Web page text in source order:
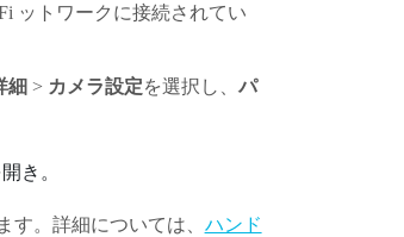
ットワークに接続されてい
細 > カメラ設定を選択し、 パ
き。
す。詳細については、 ハンド